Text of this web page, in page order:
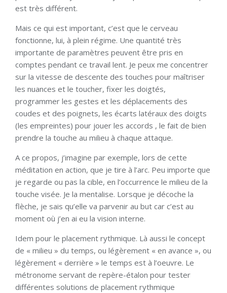
est très différent.
Mais ce qui est important, c’est que le cerveau
fonctionne, lui, à plein régime. Une quantité très
importante de paramètres peuvent être pris en
comptes pendant ce travail lent. Je peux me concentrer
sur la vitesse de descente des touches pour maîtriser
les nuances et le toucher, fixer les doigtés,
programmer les gestes et les déplacements des
coudes et des poignets, les écarts latéraux des doigts
(les empreintes) pour jouer les accords , le fait de bien
prendre la touche au milieu à chaque attaque.
A ce propos, j’imagine par exemple, lors de cette
méditation en action, que je tire à l’arc. Peu importe que
je regarde ou pas la cible, en l’occurrence le milieu de la
touche visée. Je la mentalise. Lorsque je décoche la
flèche, je sais qu’elle va parvenir au but car c’est au
moment où j’en ai eu la vision interne.
Idem pour le placement rythmique. Là aussi le concept
de « milieu » du temps, ou légèrement « en avance », ou
légèrement « derrière » le temps est à l’oeuvre. Le
métronome servant de repère-étalon pour tester
différentes solutions de placement rythmique